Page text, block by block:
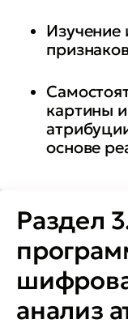
Изучение
картины
основе
Раздел
анализ